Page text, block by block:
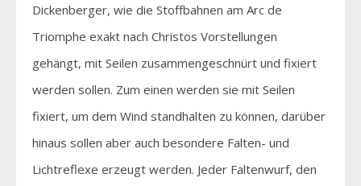
Dickenberger, wie die Stoffbahnen am Arc de
Triomphe exakt nach Christos Vorstellungen
gehängt, mit Seilen zusammengeschnürt und fixiert
werden sollen. Zum einen werden sie mit Seilen
fixiert, um dem Wind standhalten zu können, darüber
hinaus sollen aber auch besondere Falten- und
Lichtreflexe erzeugt werden. Jeder Faltenwurf, den